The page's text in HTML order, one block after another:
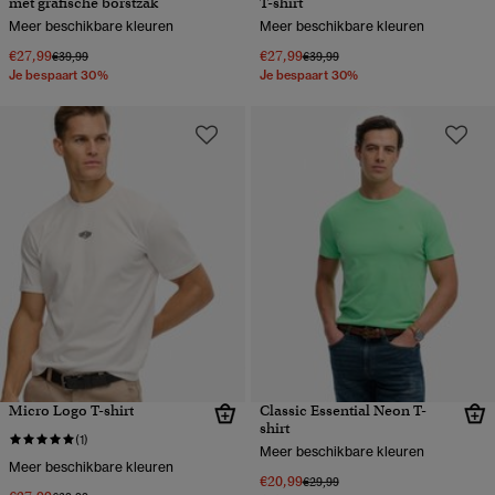
Meer beschikbare kleuren
€27,99Prijs verlaagd van
€39,99naar
Je bespaart 30%
Meer beschikbare kleuren
€27,99Prijs verlaagd van
€39,99naar
Je bespaart 30%
Micro Logo T-shirt
(1)
Meer beschikbare kleuren
Classic Essential Neon T-
shirt
Meer beschikbare kleuren
€20,99Prijs verlaagd van
€29,99naar